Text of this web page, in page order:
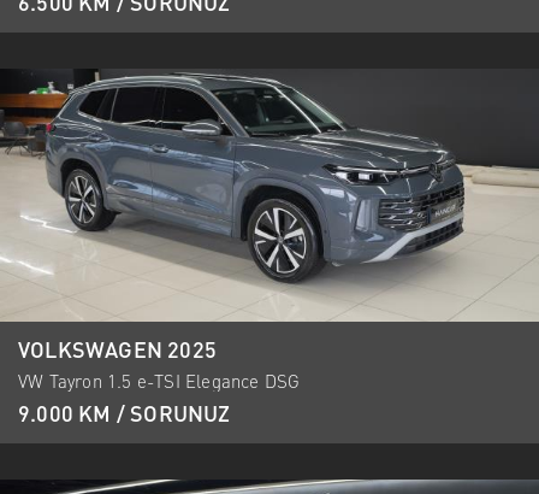
VOLKSWAGEN 2025
VW Tayron 1.5 e-TSI Elegance DSG
9.000 KM / SORUNUZ